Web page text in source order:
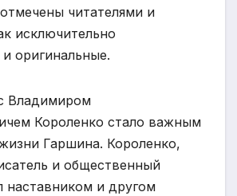
читателями и
исключительно
оригинальные.
Владимиром
Короленко стало важным
Гаршина. Короленко,
и общественный
наставником и другом